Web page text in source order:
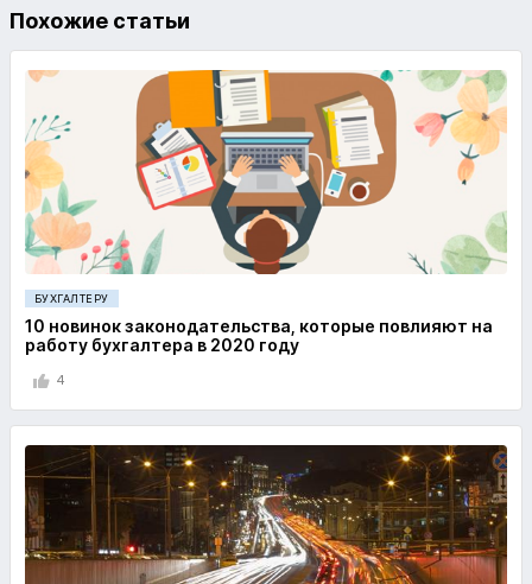
Похожие статьи
БУХГАЛТЕРУ
10 новинок законодательства, которые повлияют на
работу бухгалтера в 2020 году
4